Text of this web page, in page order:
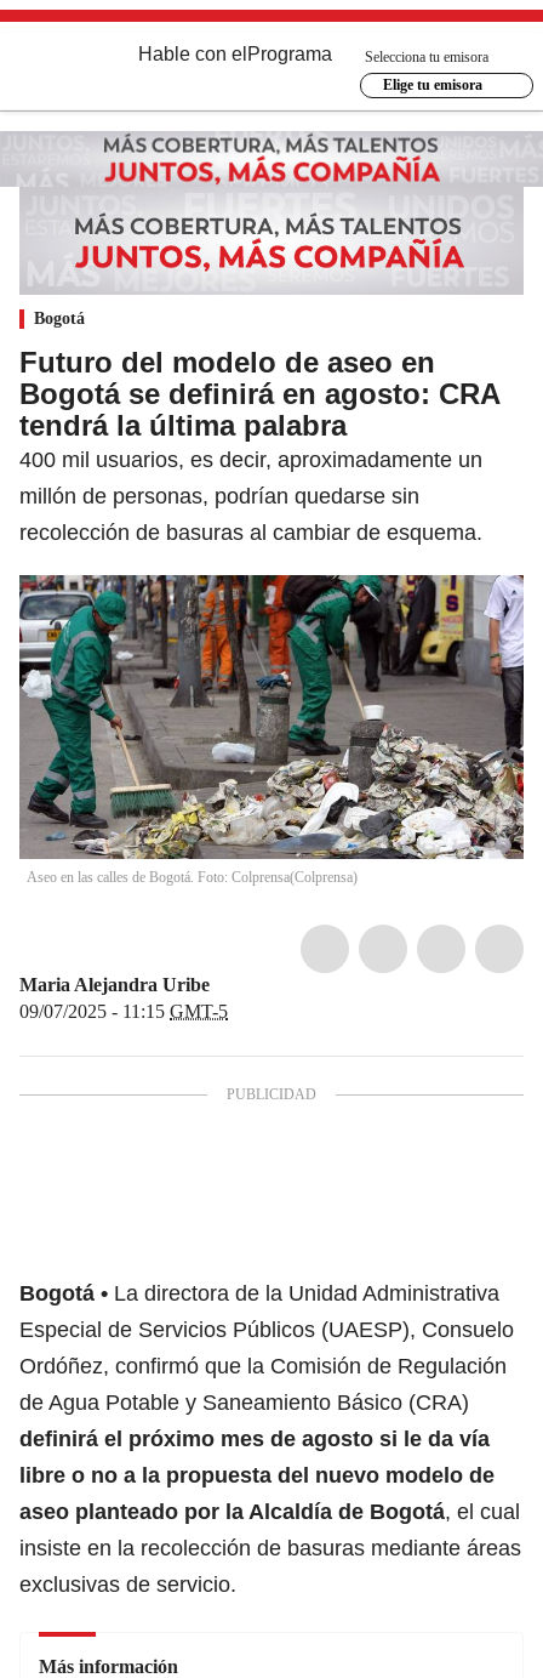
Hable con el Programa
Selecciona tu emisora
Elige tu emisora
Bogotá
Futuro del modelo de aseo en
Bogotá se definirá en agosto: CRA
tendrá la última palabra
400 mil usuarios, es decir, aproximadamente un
millón de personas, podrían quedarse sin
recolección de basuras al cambiar de esquema.
Aseo en las calles de Bogotá. Foto: Colprensa(Colprensa)
Maria Alejandra Uribe
09/07/2025 - 11:15 GMT-5
Bogotá
La directora de la Unidad Administrativa
Especial de Servicios Públicos (UAESP), Consuelo
Ordóñez, confirmó que la Comisión de Regulación
de Agua Potable y Saneamiento Básico (CRA)
definirá el próximo mes de agosto si le da vía
libre o no a la propuesta del nuevo modelo de
aseo planteado por la Alcaldía de Bogotá, el cual
insiste en la recolección de basuras mediante áreas
exclusivas de servicio.
Más información